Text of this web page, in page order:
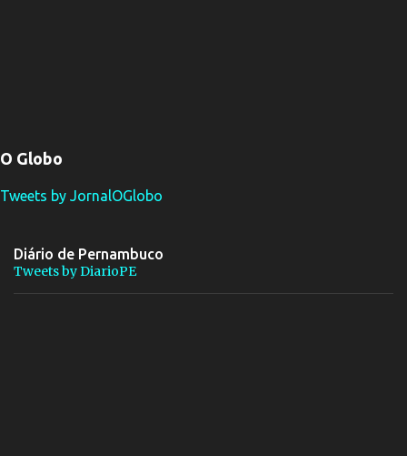
O Globo
Tweets by JornalOGlobo
Diário de Pernambuco
Tweets by DiarioPE